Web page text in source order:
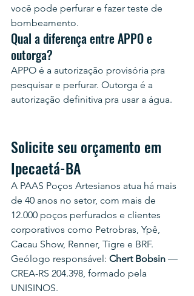
você pode perfurar e fazer teste de
bombeamento.
Qual a diferença entre APPO e
outorga?
APPO é a autorização provisória pra
pesquisar e perfurar. Outorga é a
autorização definitiva pra usar a água.
Solicite seu orçamento em
Ipecaetá-BA
A PAAS Poços Artesianos atua há mais
de 40 anos no setor, com mais de
12.000 poços perfurados e clientes
corporativos como Petrobras, Ypê,
Cacau Show, Renner, Tigre e BRF.
Geólogo responsável: Chert Bobsin —
CREA-RS 204.398, formado pela
UNISINOS.